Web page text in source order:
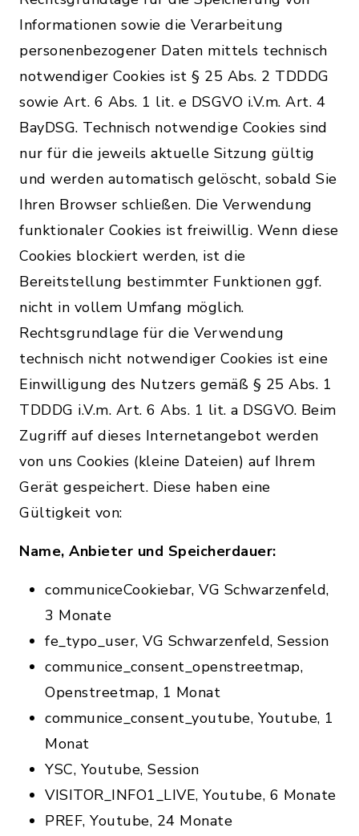
Informationen sowie die Verarbeitung
personenbezogener Daten mittels technisch
notwendiger Cookies ist § 25 Abs. 2 TDDDG
sowie Art. 6 Abs. 1 lit. e DSGVO i.V.m. Art. 4
BayDSG. Technisch notwendige Cookies sind
nur für die jeweils aktuelle Sitzung gültig
und werden automatisch gelöscht, sobald Sie
Ihren Browser schließen. Die Verwendung
funktionaler Cookies ist freiwillig. Wenn diese
Cookies blockiert werden, ist die
Bereitstellung bestimmter Funktionen ggf.
nicht in vollem Umfang möglich.
Rechtsgrundlage für die Verwendung
technisch nicht notwendiger Cookies ist eine
Einwilligung des Nutzers gemäß § 25 Abs. 1
TDDDG i.V.m. Art. 6 Abs. 1 lit. a DSGVO. Beim
Zugriff auf dieses Internetangebot werden
von uns Cookies (kleine Dateien) auf Ihrem
Gerät gespeichert. Diese haben eine
Gültigkeit von:
Name, Anbieter und Speicherdauer:
communiceCookiebar, VG Schwarzenfeld,
3 Monate
fe_typo_user, VG Schwarzenfeld, Session
communice_consent_openstreetmap,
Openstreetmap, 1 Monat
communice_consent_youtube, Youtube, 1
Monat
YSC, Youtube, Session
VISITOR_INFO1_LIVE, Youtube, 6 Monate
PREF, Youtube, 24 Monate